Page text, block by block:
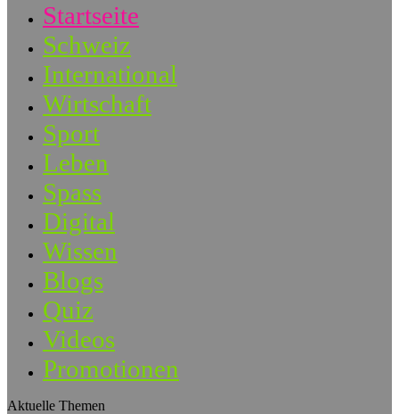
Startseite
Schweiz
International
Wirtschaft
Sport
Leben
Spass
Digital
Wissen
Blogs
Quiz
Videos
Promotionen
Aktuelle Themen